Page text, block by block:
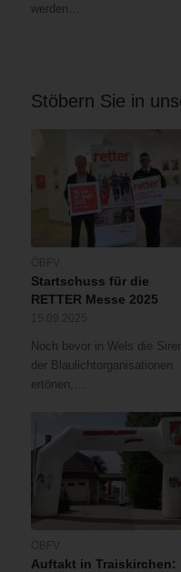
werden…
Stöbern Sie in
Startschuss für die
RETTER Messe 2025
Noch bevor in Wels die
der Blaulichtorganisationen
ertönen,…
Auftakt in Traiskirchen: